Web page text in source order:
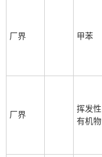
厂界 甲苯
厂界
挥发性
有机物